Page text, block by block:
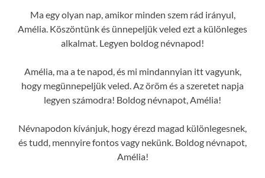
Ma egy olyan nap, amikor minden szem rád irányul,
Amélia. Köszöntünk és ünnepeljük veled ezt a különleges
alkalmat. Legyen boldog névnapod!
Amélia, ma a te napod, és mi mindannyian itt vagyunk,
hogy megünnepeljük veled. Az öröm és a szeretet napja
legyen számodra! Boldog névnapot, Amélia!
Névnapodon kívánjuk, hogy érezd magad különlegesnek,
és tudd, mennyire fontos vagy nekünk. Boldog névnapot,
Amélia!